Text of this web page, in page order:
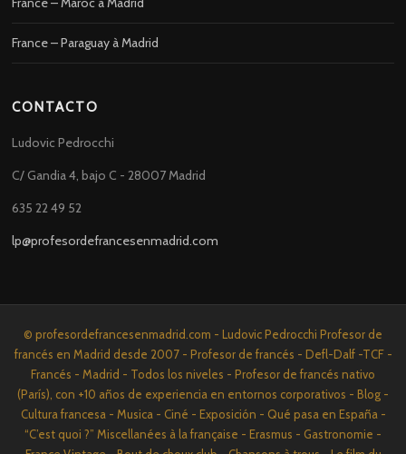
France – Paraguay à Madrid
CONTACTO
Ludovic Pedrocchi
C/ Gandia 4, bajo C - 28007 Madrid
635 22 49 52
lp@profesordefrancesenmadrid.com
© profesordefrancesenmadrid.com - Ludovic Pedrocchi Profesor de
francés en Madrid desde 2007 - Profesor de francés - Defl-Dalf -TCF -
Francés - Madrid - Todos los niveles - Profesor de francés nativo
(París), con +10 años de experiencia en entornos corporativos - Blog -
Cultura francesa - Musica - Ciné - Exposición - Qué pasa en España -
“C’est quoi ?” Miscellanées à la française - Erasmus - Gastronomie -